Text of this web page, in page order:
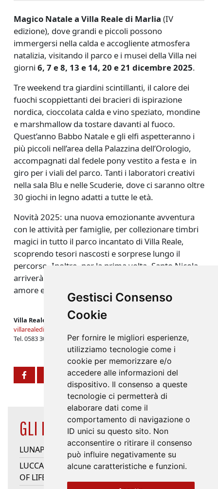
Gestisci Consenso
Cookie
Per fornire le migliori esperienze,
utilizziamo tecnologie come i
cookie per memorizzare e/o
accedere alle informazioni del
dispositivo. Il consenso a queste
tecnologie ci permetterà di
elaborare dati come il
comportamento di navigazione o
ID unici su questo sito. Non
acconsentire o ritirare il consenso
può influire negativamente su
alcune caratteristiche e funzioni.
Magico Natale a Villa Reale di Marlia (IV
edizione), dove grandi e piccoli possono
immergersi nella calda e accogliente atmosfera
natalizia, visitando il parco e i musei della Villa nei
giorni 6, 7 e 8, 13 e 14, 20 e 21 dicembre 2025.
Tre weekend tra giardini scintillanti, il calore dei
fuochi scoppiettanti dei bracieri di ispirazione
nordica, cioccolata calda e vino speziato, mondine
e marshmallow da tostare davanti al fuoco.
Quest’anno Babbo Natale e gli elfi aspetteranno i
più piccoli nell’area della Palazzina dell’Orologio,
accompagnati dal fedele pony vestito a festa e in
giro per i viali del parco. Tanti i laboratori creativi
nella sala Blu e nelle Scuderie, dove ci saranno oltre
30 giochi in legno adatti a tutte le età.
Novità 2025: una nuova emozionante avventura
con le attività per famiglie, per collezionare timbri
magici in tutto il parco incantato di Villa Reale,
scoprendo tesori nascosti e sorprese lungo il
percorso. Inoltre, per la prima volta, Santo Nicola
arriverà a Villa Reale prima di Natale per diffondere
amore e luce, il 6 e il 21 dicembre.
Villa Reale di Marlia
villarealedimarlia.it
Tel. 0583 30108 -
info@villarealedimarlia.it
GLI EVENTI IN EVIDENZA
LUNAPARK
LUCCA JAZZ DONNA - QUINTO ELEMENTO/SONG
OF LIFE/HEARTSONGS